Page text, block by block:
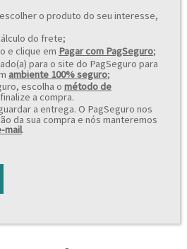
o produto do seu interesse,
do frete;
e clique em Pagar com PagSeguro;
para o site do PagSeguro para
ambiente 100% seguro;
escolha o método de
a compra.
a entrega. O PagSeguro nos
da sua compra e nós manteremos
mail.